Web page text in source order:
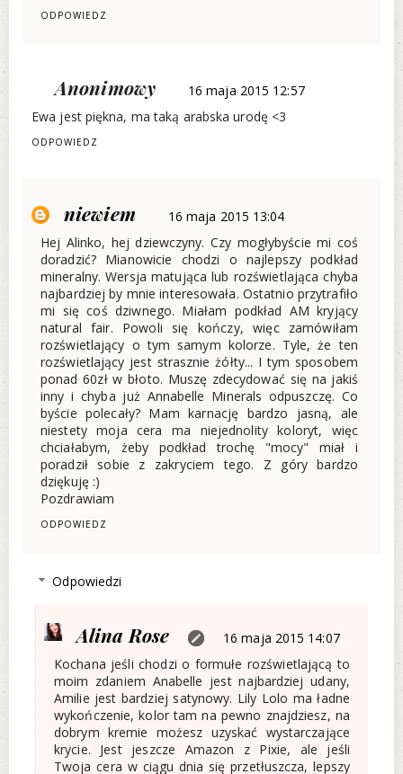
ODPOWIEDZ
Anonimowy
16 maja 2015 12:57
Ewa jest piękna, ma taką arabska urodę <3
ODPOWIEDZ
niewiem
16 maja 2015 13:04
Hej Alinko, hej dziewczyny. Czy mogłybyście mi coś
doradzić? Mianowicie chodzi o najlepszy podkład
mineralny. Wersja matująca lub rozświetlająca chyba
najbardziej by mnie interesowała. Ostatnio przytrafiło
mi się coś dziwnego. Miałam podkład AM kryjący
natural fair. Powoli się kończy, więc zamówiłam
rozświetlający o tym samym kolorze. Tyle, że ten
rozświetlający jest strasznie żółty... I tym sposobem
ponad 60zł w błoto. Muszę zdecydować się na jakiś
inny i chyba już Annabelle Minerals odpuszczę. Co
byście polecały? Mam karnację bardzo jasną, ale
niestety moja cera ma niejednolity koloryt, więc
chciałabym, żeby podkład trochę "mocy" miał i
poradził sobie z zakryciem tego. Z góry bardzo
dziękuję :)
Pozdrawiam
ODPOWIEDZ
Odpowiedzi
Alina Rose
16 maja 2015 14:07
Kochana jeśli chodzi o formułe rozświetlającą to
moim zdaniem Anabelle jest najbardziej udany,
Amilie jest bardziej satynowy. Lily Lolo ma ładne
wykończenie, kolor tam na pewno znajdziesz, na
dobrym kremie możesz uzyskać wystarczające
krycie. Jest jeszcze Amazon z Pixie, ale jeśli
Twoja cera w ciągu dnia się przetłuszcza, lepszy